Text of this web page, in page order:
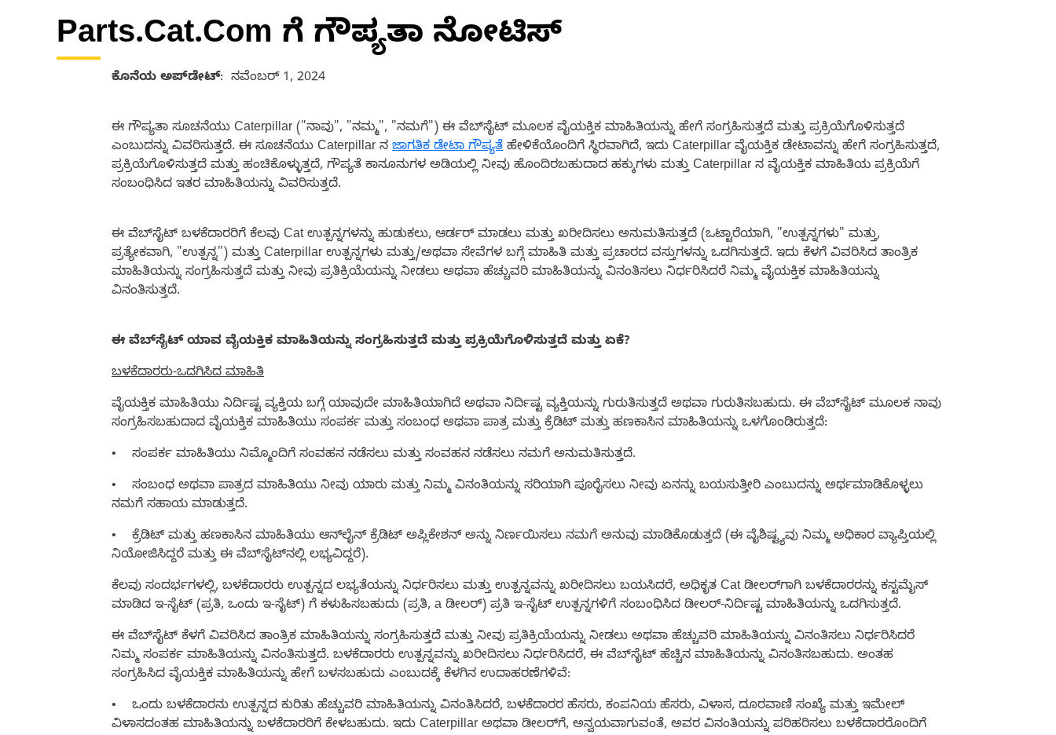
Parts.Cat.Com ಗೆ ಗೌಪ್ಯತಾ ನೋಟಿಸ್
ಕೊನೆಯ ಅಪ್‌ಡೇಟ್‌: ನವೆಂಬರ್ 1, 2024
ಈ ಗೌಪ್ಯತಾ ಸೂಚನೆಯು Caterpillar ("ನಾವು", "ನಮ್ಮ", "ನಮಗೆ") ಈ ವೆಬ್‌ಸೈಟ್ ಮೂಲಕ ವೈಯಕ್ತಿಕ ಮಾಹಿತಿಯನ್ನು ಹೇಗೆ ಸಂಗ್ರಹಿಸುತ್ತದೆ ಮತ್ತು ಪ್ರಕ್ರಿಯೆಗೊಳಿಸುತ್ತದೆ
ಎಂಬುದನ್ನು ವಿವರಿಸುತ್ತದೆ. ಈ ಸೂಚನೆಯು Caterpillar ನ ಜಾಗತಿಕ ಡೇಟಾ ಗೌಪ್ಯತೆ ಹೇಳಿಕೆಯೊಂದಿಗೆ ಸ್ಥಿರವಾಗಿದೆ, ಇದು Caterpillar ವೈಯಕ್ತಿಕ ಡೇಟಾವನ್ನು ಹೇಗೆ ಸಂಗ್ರಹಿಸುತ್ತದೆ,
ಪ್ರಕ್ರಿಯೆಗೊಳಿಸುತ್ತದೆ ಮತ್ತು ಹಂಚಿಕೊಳ್ಳುತ್ತದೆ, ಗೌಪ್ಯತೆ ಕಾನೂನುಗಳ ಅಡಿಯಲ್ಲಿ ನೀವು ಹೊಂದಿರಬಹುದಾದ ಹಕ್ಕುಗಳು ಮತ್ತು Caterpillar ನ ವೈಯಕ್ತಿಕ ಮಾಹಿತಿಯ ಪ್ರಕ್ರಿಯೆಗೆ
ಸಂಬಂಧಿಸಿದ ಇತರ ಮಾಹಿತಿಯನ್ನು ವಿವರಿಸುತ್ತದೆ.
ಈ ವೆಬ್‌ಸೈಟ್ ಬಳಕೆದಾರರಿಗೆ ಕೆಲವು Cat ಉತ್ಪನ್ನಗಳನ್ನು ಹುಡುಕಲು, ಆರ್ಡರ್ ಮಾಡಲು ಮತ್ತು ಖರೀದಿಸಲು ಅನುಮತಿಸುತ್ತದೆ (ಒಟ್ಟಾರೆಯಾಗಿ, "ಉತ್ಪನ್ನಗಳು" ಮತ್ತು,
ಪ್ರತ್ಯೇಕವಾಗಿ, "ಉತ್ಪನ್ನ") ಮತ್ತು Caterpillar ಉತ್ಪನ್ನಗಳು ಮತ್ತು/ಅಥವಾ ಸೇವೆಗಳ ಬಗ್ಗೆ ಮಾಹಿತಿ ಮತ್ತು ಪ್ರಚಾರದ ವಸ್ತುಗಳನ್ನು ಒದಗಿಸುತ್ತದೆ. ಇದು ಕೆಳಗೆ ವಿವರಿಸಿದ ತಾಂತ್ರಿಕ
ಮಾಹಿತಿಯನ್ನು ಸಂಗ್ರಹಿಸುತ್ತದೆ ಮತ್ತು ನೀವು ಪ್ರತಿಕ್ರಿಯೆಯನ್ನು ನೀಡಲು ಅಥವಾ ಹೆಚ್ಚುವರಿ ಮಾಹಿತಿಯನ್ನು ವಿನಂತಿಸಲು ನಿರ್ಧರಿಸಿದರೆ ನಿಮ್ಮ ವೈಯಕ್ತಿಕ ಮಾಹಿತಿಯನ್ನು
ವಿನಂತಿಸುತ್ತದೆ.
ಈ ವೆಬ್‌ಸೈಟ್ ಯಾವ ವೈಯಕ್ತಿಕ ಮಾಹಿತಿಯನ್ನು ಸಂಗ್ರಹಿಸುತ್ತದೆ ಮತ್ತು ಪ್ರಕ್ರಿಯೆಗೊಳಿಸುತ್ತದೆ ಮತ್ತು ಏಕೆ?
ಬಳಕೆದಾರರು-ಒದಗಿಸಿದ ಮಾಹಿತಿ
ವೈಯಕ್ತಿಕ ಮಾಹಿತಿಯು ನಿರ್ದಿಷ್ಟ ವ್ಯಕ್ತಿಯ ಬಗ್ಗೆ ಯಾವುದೇ ಮಾಹಿತಿಯಾಗಿದೆ ಅಥವಾ ನಿರ್ದಿಷ್ಟ ವ್ಯಕ್ತಿಯನ್ನು ಗುರುತಿಸುತ್ತದೆ ಅಥವಾ ಗುರುತಿಸಬಹುದು. ಈ ವೆಬ್‌ಸೈಟ್ ಮೂಲಕ ನಾವು
ಸಂಗ್ರಹಿಸಬಹುದಾದ ವೈಯಕ್ತಿಕ ಮಾಹಿತಿಯು ಸಂಪರ್ಕ ಮತ್ತು ಸಂಬಂಧ ಅಥವಾ ಪಾತ್ರ ಮತ್ತು ಕ್ರೆಡಿಟ್ ಮತ್ತು ಹಣಕಾಸಿನ ಮಾಹಿತಿಯನ್ನು ಒಳಗೊಂಡಿರುತ್ತದೆ:
•
ಸಂಪರ್ಕ ಮಾಹಿತಿಯು ನಿಮ್ಮೊಂದಿಗೆ ಸಂವಹನ ನಡೆಸಲು ಮತ್ತು ಸಂವಹನ ನಡೆಸಲು ನಮಗೆ ಅನುಮತಿಸುತ್ತದೆ.
•
ಸಂಬಂಧ ಅಥವಾ ಪಾತ್ರದ ಮಾಹಿತಿಯು ನೀವು ಯಾರು ಮತ್ತು ನಿಮ್ಮ ವಿನಂತಿಯನ್ನು ಸರಿಯಾಗಿ ಪೂರೈಸಲು ನೀವು ಏನನ್ನು ಬಯಸುತ್ತೀರಿ ಎಂಬುದನ್ನು ಅರ್ಥಮಾಡಿಕೊಳ್ಳಲು
ನಮಗೆ ಸಹಾಯ ಮಾಡುತ್ತದೆ.
•
ಕ್ರೆಡಿಟ್ ಮತ್ತು ಹಣಕಾಸಿನ ಮಾಹಿತಿಯು ಆನ್‌ಲೈನ್ ಕ್ರೆಡಿಟ್ ಅಪ್ಲಿಕೇಶನ್ ಅನ್ನು ನಿರ್ಣಯಿಸಲು ನಮಗೆ ಅನುವು ಮಾಡಿಕೊಡುತ್ತದೆ (ಈ ವೈಶಿಷ್ಟ್ಯವು ನಿಮ್ಮ ಅಧಿಕಾರ ವ್ಯಾಪ್ತಿಯಲ್ಲಿ
ನಿಯೋಜಿಸಿದ್ದರೆ ಮತ್ತು ಈ ವೆಬ್‌ಸೈಟ್‌ನಲ್ಲಿ ಲಭ್ಯವಿದ್ದರೆ).
ಕೆಲವು ಸಂದರ್ಭಗಳಲ್ಲಿ, ಬಳಕೆದಾರರು ಉತ್ಪನ್ನದ ಲಭ್ಯತೆಯನ್ನು ನಿರ್ಧರಿಸಲು ಮತ್ತು ಉತ್ಪನ್ನವನ್ನು ಖರೀದಿಸಲು ಬಯಸಿದರೆ, ಅಧಿಕೃತ Cat ಡೀಲರ್‌ಗಾಗಿ ಬಳಕೆದಾರರನ್ನು ಕಸ್ಟಮೈಸ್
ಮಾಡಿದ ಇ-ಸೈಟ್ (ಪ್ರತಿ, ಒಂದು ಇ-ಸೈಟ್) ಗೆ ಕಳುಹಿಸಬಹುದು (ಪ್ರತಿ, a ಡೀಲರ್) ಪ್ರತಿ ಇ-ಸೈಟ್ ಉತ್ಪನ್ನಗಳಿಗೆ ಸಂಬಂಧಿಸಿದ ಡೀಲರ್-ನಿರ್ದಿಷ್ಟ ಮಾಹಿತಿಯನ್ನು ಒದಗಿಸುತ್ತದೆ.
ಈ ವೆಬ್‌ಸೈಟ್ ಕೆಳಗೆ ವಿವರಿಸಿದ ತಾಂತ್ರಿಕ ಮಾಹಿತಿಯನ್ನು ಸಂಗ್ರಹಿಸುತ್ತದೆ ಮತ್ತು ನೀವು ಪ್ರತಿಕ್ರಿಯೆಯನ್ನು ನೀಡಲು ಅಥವಾ ಹೆಚ್ಚುವರಿ ಮಾಹಿತಿಯನ್ನು ವಿನಂತಿಸಲು ನಿರ್ಧರಿಸಿದರೆ
ನಿಮ್ಮ ಸಂಪರ್ಕ ಮಾಹಿತಿಯನ್ನು ವಿನಂತಿಸುತ್ತದೆ. ಬಳಕೆದಾರರು ಉತ್ಪನ್ನವನ್ನು ಖರೀದಿಸಲು ನಿರ್ಧರಿಸಿದರೆ, ಈ ವೆಬ್‌ಸೈಟ್ ಹೆಚ್ಚಿನ ಮಾಹಿತಿಯನ್ನು ವಿನಂತಿಸಬಹುದು. ಅಂತಹ
ಸಂಗ್ರಹಿಸಿದ ವೈಯಕ್ತಿಕ ಮಾಹಿತಿಯನ್ನು ಹೇಗೆ ಬಳಸಬಹುದು ಎಂಬುದಕ್ಕೆ ಕೆಳಗಿನ ಉದಾಹರಣೆಗಳಿವೆ:
•
ಒಂದು ಬಳಕೆದಾರನು ಉತ್ಪನ್ನದ ಕುರಿತು ಹೆಚ್ಚುವರಿ ಮಾಹಿತಿಯನ್ನು ವಿನಂತಿಸಿದರೆ, ಬಳಕೆದಾರರ ಹೆಸರು, ಕಂಪನಿಯ ಹೆಸರು, ವಿಳಾಸ, ದೂರವಾಣಿ ಸಂಖ್ಯೆ ಮತ್ತು ಇಮೇಲ್
ವಿಳಾಸದಂತಹ ಮಾಹಿತಿಯನ್ನು ಬಳಕೆದಾರರಿಗೆ ಕೇಳಬಹುದು. ಇದು Caterpillar ಅಥವಾ ಡೀಲರ್‌ಗೆ, ಅನ್ವಯವಾಗುವಂತೆ, ಅವರ ವಿನಂತಿಯನ್ನು ಪರಿಹರಿಸಲು ಬಳಕೆದಾರರೊಂದಿಗೆ